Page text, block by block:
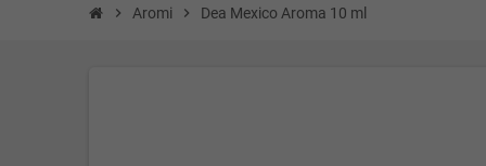
chevron_right Aromi chevron_right Dea Mexico Aroma 10 ml